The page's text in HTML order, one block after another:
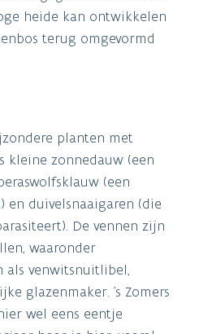
heide kan ontwikkelen
terug omgevormd
planten met
kleine zonnedauw (een
(een
en duivelsnaaigaren (die
De vennen zijn
waaronder
als venwitsnuitlibel,
glazenmaker. 's Zomers
wel eens eentje